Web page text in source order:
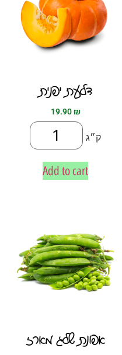
דלעת יפנית
19.90₪
ק״ג
Add to cart
אפונת שלג מארז